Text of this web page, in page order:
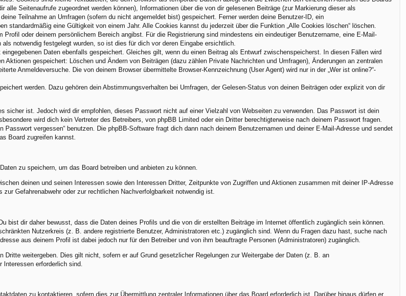
Seitenaufrufe zugeordnet werden können), Informationen über die von dir gelesenen Beiträge (zur Markierung dieser als
Teilnahme an Umfragen (sofern du nicht angemeldet bist) gespeichert. Ferner werden deine Benutzer-ID, ein
standardmäßig eine Gültigkeit von einem Jahr. Alle Cookies kannst du jederzeit über die Funktion „Alle Cookies löschen“ löschen.
oder deinem persönlichem Bereich angibst. Für die Registrierung sind mindestens ein eindeutiger Benutzername, eine E-Mail-
notwendig festgelegt wurden, so ist dies für dich vor deren Eingabe ersichtlich.
Daten ebenfalls gespeichert. Gleiches gilt, wenn du einen Beitrag als Entwurf zwischenspeicherst. In diesen Fällen wird
gespeichert: Löschen und Ändern von Beiträgen (dazu zählen Private Nachrichten und Umfragen), Änderungen an zentralen
Anmeldeversuche. Die von deinem Browser übermittelte Browser-Kennzeichnung (User Agent) wird nur in der „Wer ist online?“-
werden. Dazu gehören dein Abstimmungsverhalten bei Umfragen, der Gelesen-Status von deinen Beiträgen oder explizit von dir
sicher ist. Jedoch wird dir empfohlen, dieses Passwort nicht auf einer Vielzahl von Webseiten zu verwenden. Das Passwort ist dein
wird dich kein Vertreter des Betreibers, von phpBB Limited oder ein Dritter berechtigterweise nach deinem Passwort fragen.
vergessen“ benutzen. Die phpBB-Software fragt dich dann nach deinem Benutzernamen und deiner E-Mail-Adresse und sendet
Board zugreifen kannst.
zu speichern, um das Board betreiben und anbieten zu können.
deinen und seinen Interessen sowie den Interessen Dritter, Zeitpunkte von Zugriffen und Aktionen zusammen mit deiner IP-Adresse
Gefahrenabwehr oder zur rechtlichen Nachverfolgbarkeit notwendig ist.
bist dir daher bewusst, dass die Daten deines Profils und die von dir erstellten Beiträge im Internet öffentlich zugänglich sein können.
Nutzerkreis (z. B. andere registrierte Benutzer, Administratoren etc.) zugänglich sind. Wenn du Fragen dazu hast, suche nach
aus deinem Profil ist dabei jedoch nur für den Betreiber und von ihm beauftragte Personen (Administratoren) zugänglich.
weitergeben. Dies gilt nicht, sofern er auf Grund gesetzlicher Regelungen zur Weitergabe der Daten (z. B. an
erforderlich sind.
zu kontaktieren, sofern dies zur Übermittlung zentraler Informationen über das Board erforderlich ist. Darüber hinaus dürfen er